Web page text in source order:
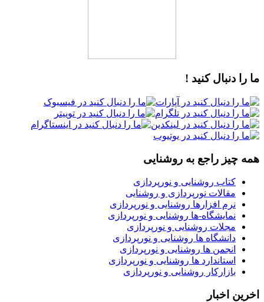
ما را دنبال کنید !
همه چیز راجع به روشنایی
کتاب روشنایی و نورپردازی
مقالات نورپردازی و روشنایی
نرم افزارها روشنایی و نورپردازی
نمایشگاه-ها روشنایی و نورپردازی
مجلات روشنایی و نورپردازی
دانشگاه ها روشنایی و نورپردازی
انجمن ها روشنایی و نورپردازی
استاندارد ها روشنایی و نورپردازی
بازارکار روشنایی و نورپردازی
اخرین اخبار